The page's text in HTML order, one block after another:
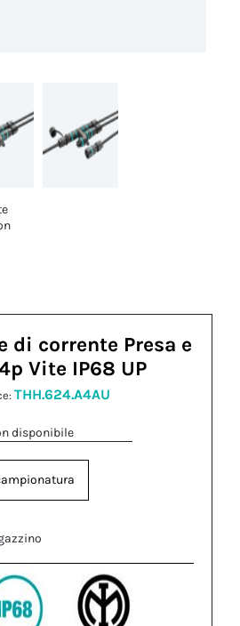
di corrente Presa e
Vite IP68 UP
THH.624.A4AU
disponibile